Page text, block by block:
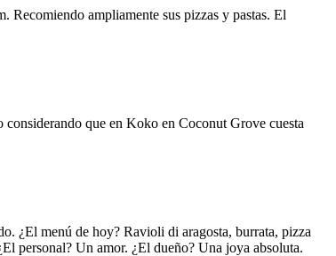
Recomiendo ampliamente sus pizzas y pastas. El
que en Koko en Coconut Grove cuesta
¿El menú de hoy? Ravioli di aragosta, burrata, pizza
personal? Un amor. ¿El dueño? Una joya absoluta.